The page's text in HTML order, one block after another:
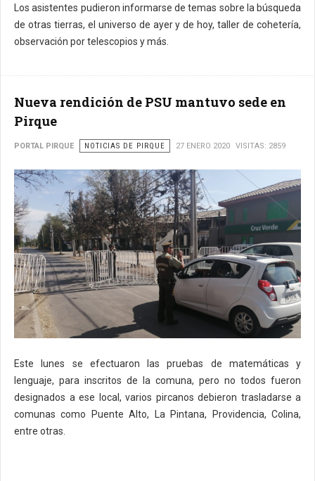
Los asistentes pudieron informarse de temas sobre la búsqueda
de otras tierras, el universo de ayer y de hoy, taller de cohetería,
observación por telescopios y más.
Nueva rendición de PSU mantuvo sede en
Pirque
PORTAL PIRQUE NOTICIAS DE PIRQUE 27 ENERO 2020 VISITAS: 2859
Este lunes se efectuaron las pruebas de matemáticas y
lenguaje, para inscritos de la comuna, pero no todos fueron
designados a ese local, varios pircanos debieron trasladarse a
comunas como Puente Alto, La Pintana, Providencia, Colina,
entre otras.